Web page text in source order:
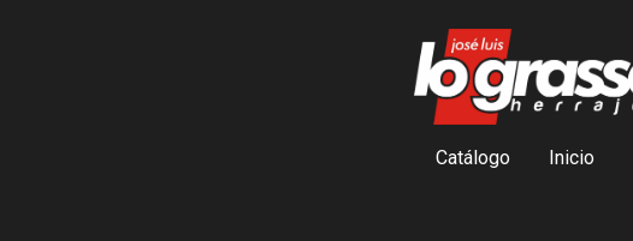
Catálogo Inicio